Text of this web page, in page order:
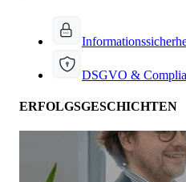
DSGVO &
ERFOLGSGESCHICHTEN